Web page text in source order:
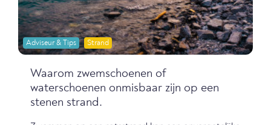
Adviseur & Tips Strand
Waarom zwemschoenen of
waterschoenen onmisbaar zijn op een
stenen strand.